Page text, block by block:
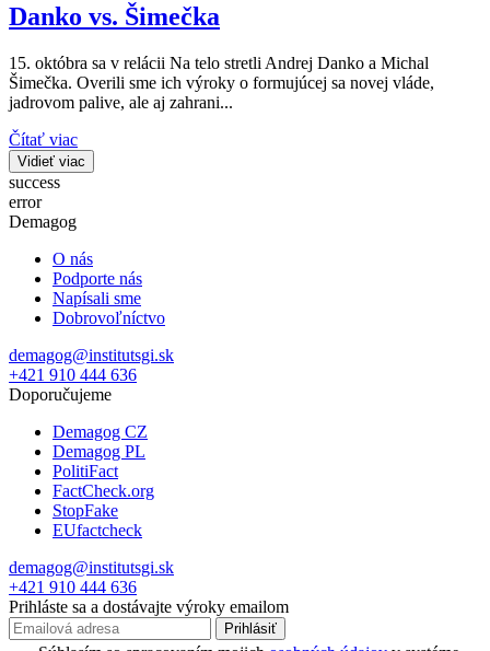
Danko vs. Šimečka
15. októbra sa v relácii Na telo stretli Andrej Danko a Michal
Šimečka. Overili sme ich výroky o formujúcej sa novej vláde,
jadrovom palive, ale aj zahrani...
Čítať viac
Vidieť viac
success
error
Demagog
O nás
Podporte nás
Napísali sme
Dobrovoľníctvo
demagog@institutsgi.sk
+421 910 444 636
Doporučujeme
Demagog CZ
Demagog PL
PolitiFact
FactCheck.org
StopFake
EUfactcheck
demagog@institutsgi.sk
+421 910 444 636
Prihláste sa a dostávajte výroky emailom
Prihlásiť